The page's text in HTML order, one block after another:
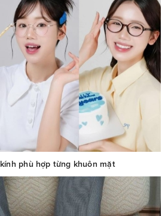
phù hợp từng khuôn mặt